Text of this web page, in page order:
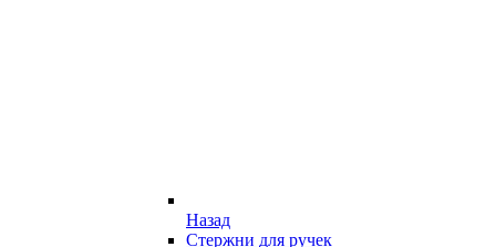
Назад
Стержни для ручек